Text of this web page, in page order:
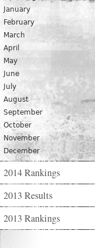
January
February
March
April
May
June
July
August
September
October
November
December
2014 Rankings
2013 Results
2013 Rankings